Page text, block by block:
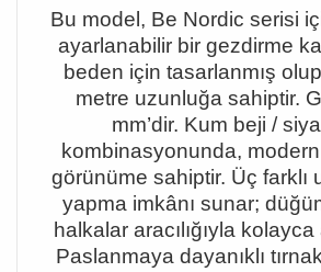
Bu model, Be Nordic serisi
ayarlanabilir bir gezdirme
beden için tasarlanmış
metre uzunluğa sahiptir.
mm’dir. Kum beji /
kombinasyonunda,
görünüme sahiptir. Üç farkl ı
yapma imkânı sunar;
halkalar aracılığıyla
Paslanmaya dayanıklı